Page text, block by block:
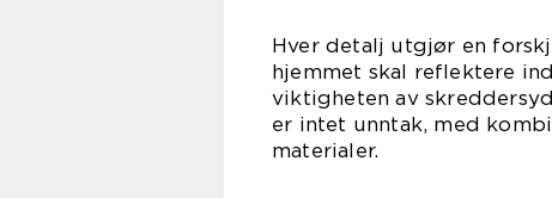
Hver detalj utgjør en
hjemmet skal reflektere
viktigheten av
er intet unntak, med
materialer.